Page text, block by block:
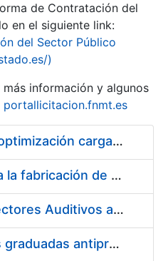
de Contratación del
en el siguiente link:
del Sector Público
)
información y algunos
portallicitacion.fnmt.es
Pliego condiciones optimización cargas compras firmado
Acuerdo marco para la fabricación de piezas
Suministro de Protectores Auditivos a medida para las personas trabajadoras de los Centros de Trabajo de Madrid y Burgos
Suministro de gafas graduadas antiproyecciones para los trabajadores de la FNMT-RCM en los centros de trabajo de Madrid y Burgos